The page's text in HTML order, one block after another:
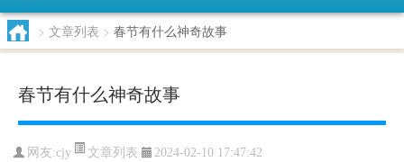
> 文章列表 > 春节有什么神奇故事
春节有什么神奇故事
网友:cjy 文章列表 2024-02-10 17:47:42